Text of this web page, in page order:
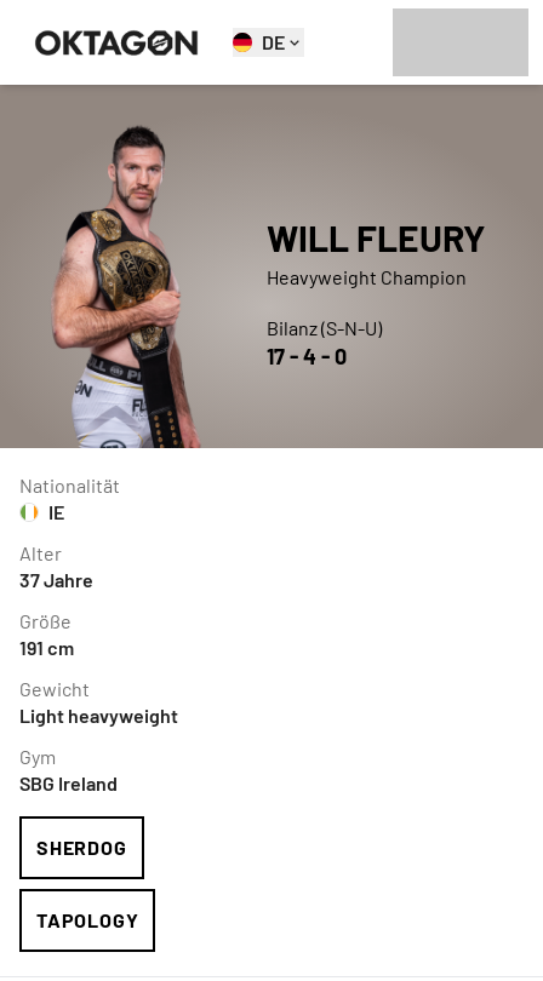
DE
WILLFLEURY
Heavyweight Champion
Bilanz (S-N-U)
17-4 -0
Nationalität
IE
Alter
37Jahre
Größe
191 cm
Gewicht
Light heavyweight
Gym
SBG Ireland
SHERDOG
TAPOLOGY